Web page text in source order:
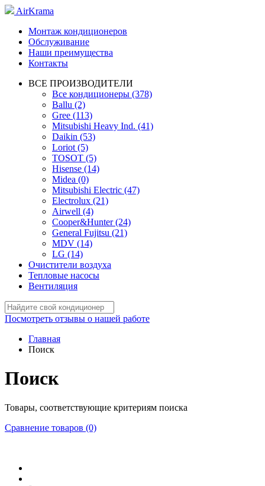
AirKrama
Монтаж кондиционеров
Обслуживание
Наши преимущества
Контакты
ВСЕ ПРОИЗВОДИТЕЛИ
Все кондиционеры (378)
Ballu (2)
Gree (113)
Mitsubishi Heavy Ind. (41)
Daikin (53)
Loriot (5)
TOSOT (5)
Hisense (14)
Midea (0)
Mitsubishi Electric (47)
Electrolux (21)
Airwell (4)
Cooper&Hunter (24)
General Fujitsu (21)
MDV (14)
LG (14)
Очистители воздуха
Тепловые насосы
Вентиляция
Посмотреть отзывы о нашей работе
Главная
Поиск
Поиск
Товары, соответствующие критериям поиска
Сравнение товаров (0)